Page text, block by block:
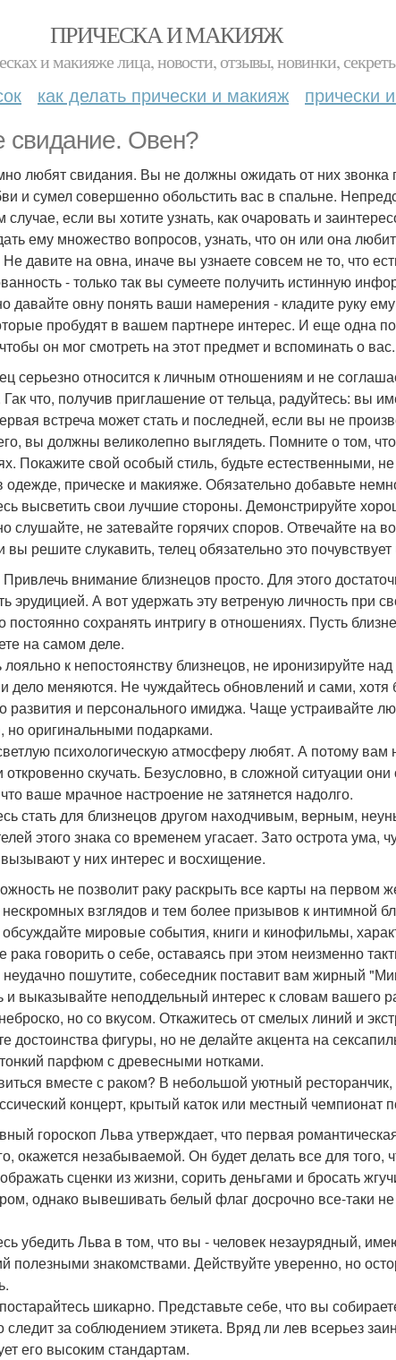
ПРИЧЕСКА И МАКИЯЖ
и макияже лица, новости, отзывы, новинки,
как делать прически и макияж прически
свидание. Овен?
любят свидания. Вы не должны ожидать от них звонка
и сумел совершенно обольстить вас в спальне.
случае, если вы хотите узнать, как очаровать и
ему множество вопросов, узнать, что он или она
давите на овна, иначе вы узнаете совсем не то, что
- только так вы сумеете получить истинную
давайте овну понять ваши намерения - кладите руку
пробудят в вашем партнере интерес. И еще одна
он мог смотреть на этот предмет и вспоминать о вас.
серьезно относится к личным отношениям и не
что, получив приглашение от тельца, радуйтесь: вы
встреча может стать и последней, если вы не
вы должны великолепно выглядеть. Помните о том,
Покажите свой особый стиль, будьте естественными,
одежде, прическе и макияже. Обязательно добавьте
высветить свои лучшие стороны. Демонстрируйте
слушайте, не затевайте горячих споров. Отвечайте на
вы решите слукавить, телец обязательно это
внимание близнецов просто. Для этого
эрудицией. А вот удержать эту ветреную личность при
постоянно сохранять интригу в отношениях. Пусть
на самом деле.
лояльно к непостоянству близнецов, не иронизируйте
дело меняются. Не чуждайтесь обновлений и сами, хотя
развития и персонального имиджа. Чаще устраивайте
но оригинальными подарками.
психологическую атмосферу любят. А потому вам
откровенно скучать. Безусловно, в сложной ситуации
ваше мрачное настроение не затянется надолго.
стать для близнецов другом находчивым, верным,
этого знака со временем угасает. Зато острота ума,
у них интерес и восхищение.
не позволит раку раскрыть все карты на первом
взглядов и тем более призывов к интимной
мировые события, книги и кинофильмы,
рака говорить о себе, оставаясь при этом неизменно
пошутите, собеседник поставит вам жирный
и выказывайте неподдельный интерес к словам вашего
но со вкусом. Откажитесь от смелых линий и
достоинства фигуры, но не делайте акцента на
парфюм с древесными нотками.
вместе с раком? В небольшой уютный
концерт, крытый каток или местный чемпионат
гороскоп Льва утверждает, что первая
окажется незабываемой. Он будет делать все для
сценки из жизни, сорить деньгами и бросать
однако вывешивать белый флаг досрочно все-таки
убедить Льва в том, что вы - человек незаурядный,
полезными знакомствами. Действуйте уверенно, но
шикарно. Представьте себе, что вы
следит за соблюдением этикета. Вряд ли лев всерьез
его высоким стандартам.